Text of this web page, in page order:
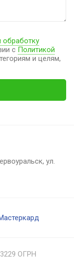
обработку
с Политикой
и целям,
ул.
ОГРН